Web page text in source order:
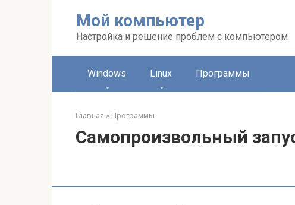
Мой компьютер
Настройка и решение проблем с компьютером
Windows Linux Программы
Главная » Программы
Самопроизвольный